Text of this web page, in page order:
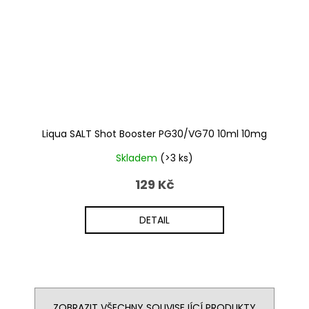
Liqua SALT Shot Booster PG30/VG70 10ml 10mg
Skladem (>3 ks)
129 Kč
DETAIL